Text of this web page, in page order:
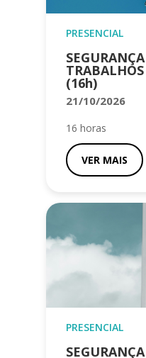
PRESENCIAL
(16h)
21/10/2026
16 horas
VER MAIS
PRESENCIAL